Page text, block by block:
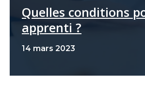
Quelles conditions
apprenti ?
14 mars 2023